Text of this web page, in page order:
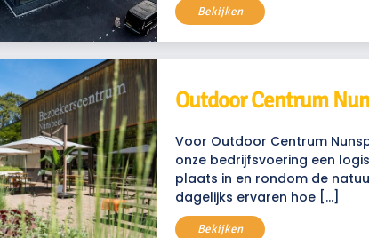
Bekijken
Outdoor Centrum
Voor Outdoor Centrum
onze bedrijfsvoering een
plaats in en rondom de
dagelijks ervaren hoe […]
Bekijken